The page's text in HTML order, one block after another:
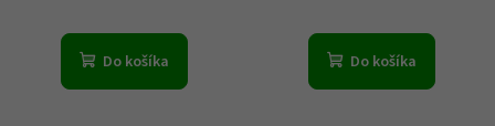
Do košíka Do košíka